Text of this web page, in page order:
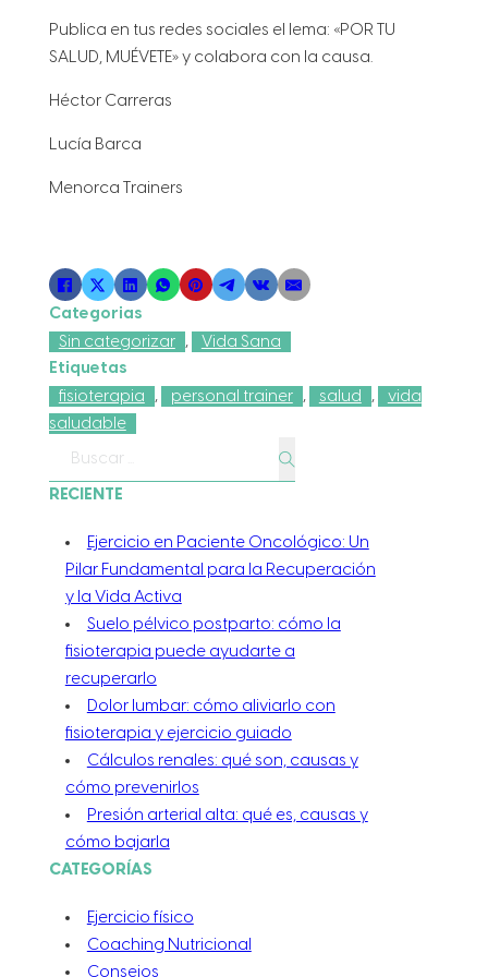
Publica en tus redes sociales el lema: «POR TU
SALUD, MUÉVETE» y colabora con la causa.
Héctor Carreras
Lucía Barca
Menorca Trainers
Categorias
Sin categorizar
,
Vida Sana
Etiquetas
fisioterapia
, personal trainer , salud ,
vida
saludable
RECIENTE
Ejercicio en Paciente Oncológico: Un
Pilar Fundamental para la Recuperación
y la Vida Activa
Suelo pélvico postparto: cómo la
fisioterapia puede ayudarte a
recuperarlo
Dolor lumbar: cómo aliviarlo con
fisioterapia y ejercicio guiado
Cálculos renales: qué son, causas y
cómo prevenirlos
Presión arterial alta: qué es, causas y
cómo bajarla
CATEGORÍAS
Ejercicio físico
Coaching Nutricional
Consejos